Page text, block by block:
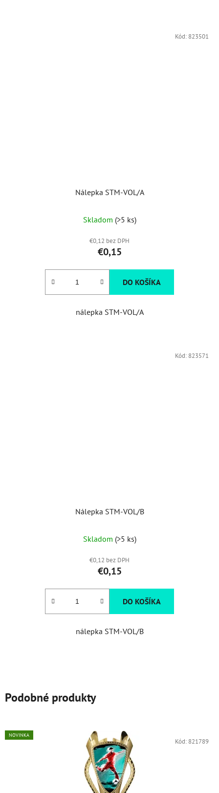
Nálepka STM-VOL/A
Skladom (>5 ks)
€0,12 bez DPH
€0,15
DO KOŠÍKA
nálepka STM-VOL/A
Kód: 823501
Nálepka STM-VOL/B
Skladom (>5 ks)
€0,12 bez DPH
€0,15
DO KOŠÍKA
nálepka STM-VOL/B
Kód: 823571
Podobné produkty
NOVINKA
Kód: 821789